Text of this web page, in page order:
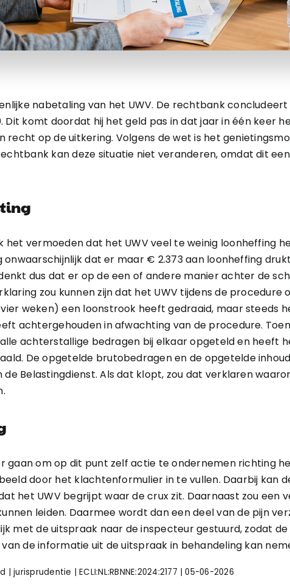
nabetaling van het UWV. De rechtbank
Dit komt doordat hij het geld pas in dat jaar in één keer
recht op de uitkering. Volgens de wet is het
kan deze situatie niet veranderen, omdat dit
vermoeden dat het UWV veel te weinig loonheffing
onwaarschijnlijk dat er maar € 2.373 aan loonheffing
dus dat er op de een of andere manier achter de
zou kunnen zijn dat het UWV tijdens de
weken) een loonstrook heeft gedraaid, maar steeds
achtergehouden in afwachting van de procedure.
achterstallige bedragen bij elkaar opgeteld en heeft
De opgetelde brutobedragen en de opgetelde
Belastingdienst. Als dat klopt, zou dat verklaren
om op dit punt zelf actie te ondernemen richting
door het klachtenformulier in te vullen. Daarbij kan
het UWV begrijpt waar de crux zit. Daarnaast zou een
leiden. Daarmee wordt dan een deel van de pijn
met de uitspraak naar de inspecteur gestuurd, zodat
de informatie uit de uitspraak in behandeling kan
jurisprudentie | ECLI:NL:RBNNE:2024:2177 | 05-06-2026